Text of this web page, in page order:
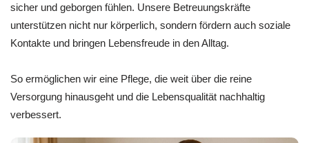
sicher und geborgen fühlen. Unsere Betreuungskräfte
unterstützen nicht nur körperlich, sondern fördern auch soziale
Kontakte und bringen Lebensfreude in den Alltag.
So ermöglichen wir eine Pflege, die weit über die reine
Versorgung hinausgeht und die Lebensqualität nachhaltig
verbessert.